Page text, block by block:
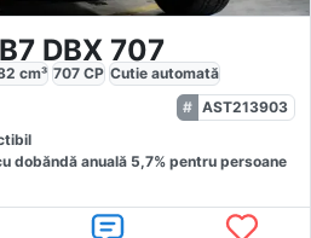
DBX 707
cm³ 707 CP Cutie automată
AST213903
dobăndă anuală 5,7% pentru persoane